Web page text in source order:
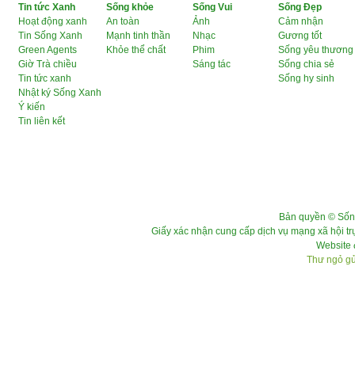
Tin tức Xanh
Hoạt động xanh
Tin Sống Xanh
Green Agents
Giờ Trà chiều
Tin tức xanh
Nhật ký Sống Xanh
Ý kiến
Tin liên kết
Sống khỏe
An toàn
Mạnh tinh thần
Khỏe thể chất
Sống Vui
Ảnh
Nhạc
Phim
Sáng tác
Sống Đẹp
Cảm nhận
Gương tốt
Sống yêu thương
Sống chia sẻ
Sống hy sinh
Bản quyền ©
Giấy xác nhận cung cấp dịch vụ mạng xã hội
Website
Thư ngỏ